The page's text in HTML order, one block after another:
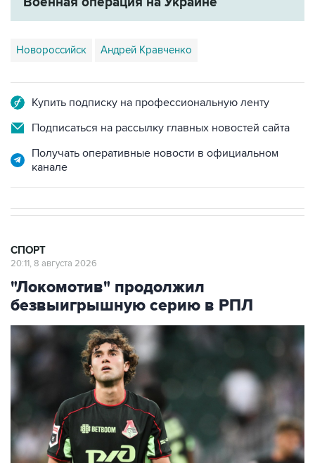
Новороссийск Андрей Кравченко
Купить подписку на профессиональную ленту
Подписаться на рассылку главных новостей сайта
Получать оперативные новости в официальном
канале
СПОРТ
20:11, 8 августа 2026
"Локомотив" продолжил
безвыигрышную серию в РПЛ